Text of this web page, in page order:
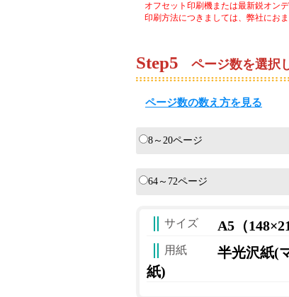
オフセット印刷機または最新鋭オン
印刷方法につきましては、弊社におま
Step5 ページ数を選択
ページ数の数え方を見る
表紙4ページと本文の
8～20ページ
64～72ページ
サイズ A5（
用紙
半光沢紙(
紙)